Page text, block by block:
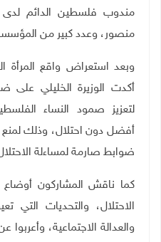
مندوب فلسطين الدائم لدى
منصور، وعدد كبير من
وبعد استعراض واقع المرأة
أكدت الوزيرة الخليلي على
لتعزيز صمود النساء
أفضل دون احتلال، وذلك لمنع
ضوابط صارمة لمساءلة
كما ناقش المشاركون
الاحتلال، والتحديات التي
والعدالة الاجتماعية،